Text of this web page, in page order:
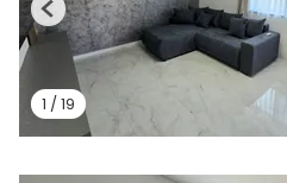
1 /19
Previous